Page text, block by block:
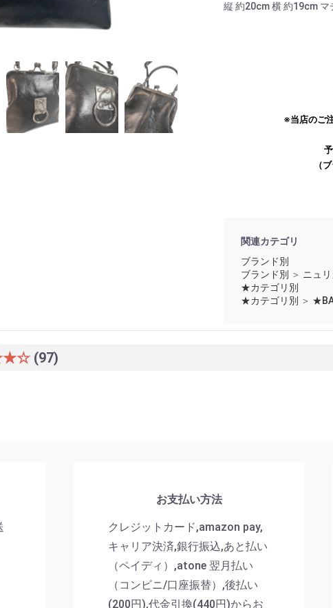
縦 約20cm 横 約19cm マ
※当店のご
（
関連カテゴリ
ブランド別
ブランド別 ＞ ニュ
★カテゴリ別
★カテゴリ別 ＞
(97)
お支払い方法
クレジットカード,amazon pay,
キャリア決済,銀行振込,あと払い
（ペイディ）,atone 翌月払い
（コンビニ/口座振替）,後払い
(200円),代金引換(440円)からお